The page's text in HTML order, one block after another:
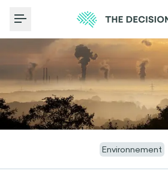
Toggle Menu
Environnement